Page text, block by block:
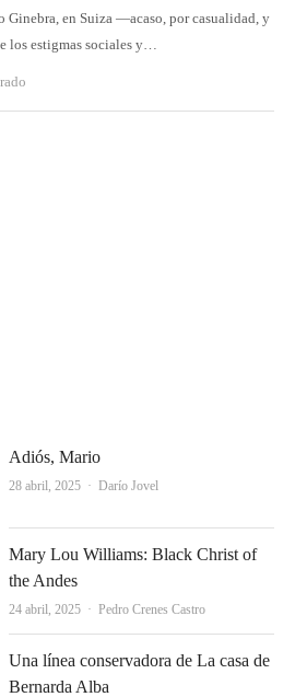
Ginebra, en Suiza —acaso, por casualidad, y
los estigmas sociales y…
Adiós, Mario
28 abril, 2025 Autor
Darío Jovel
Mary Lou Williams: Black Christ of
the Andes
24 abril, 2025 Autor
Pedro Crenes Castro
Una línea conservadora de La casa de
Bernarda Alba